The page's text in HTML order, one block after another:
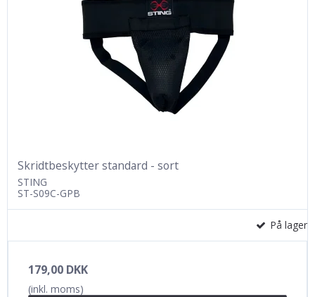
Skridtbeskytter standard - sort
STING
ST-S09C-GPB
På lager
179,00 DKK
(inkl. moms)